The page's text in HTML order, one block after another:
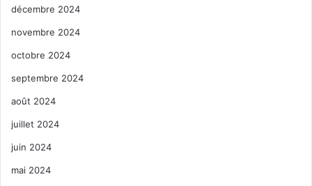
décembre 2024
novembre 2024
octobre 2024
septembre 2024
août 2024
juillet 2024
juin 2024
mai 2024